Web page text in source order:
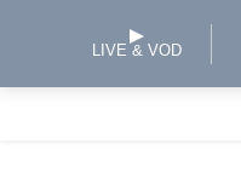
LIVE & VOD